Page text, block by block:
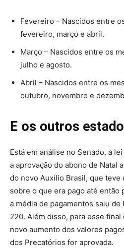
Fevereiro – Nascidos entre
fevereiro, março e abril.
Março – Nascidos entre os
julho e agosto.
Abril – Nascidos entre os
outubro, novembro e
E os outros
Está em análise no Senado, a
a aprovação do abono de Natal
do novo Auxílio Brasil, que teve
sobre o que era pago até então
a média de pagamentos saiu de
220. Além disso, para esse
novo aumento dos valores
dos Precatórios for aprovada.